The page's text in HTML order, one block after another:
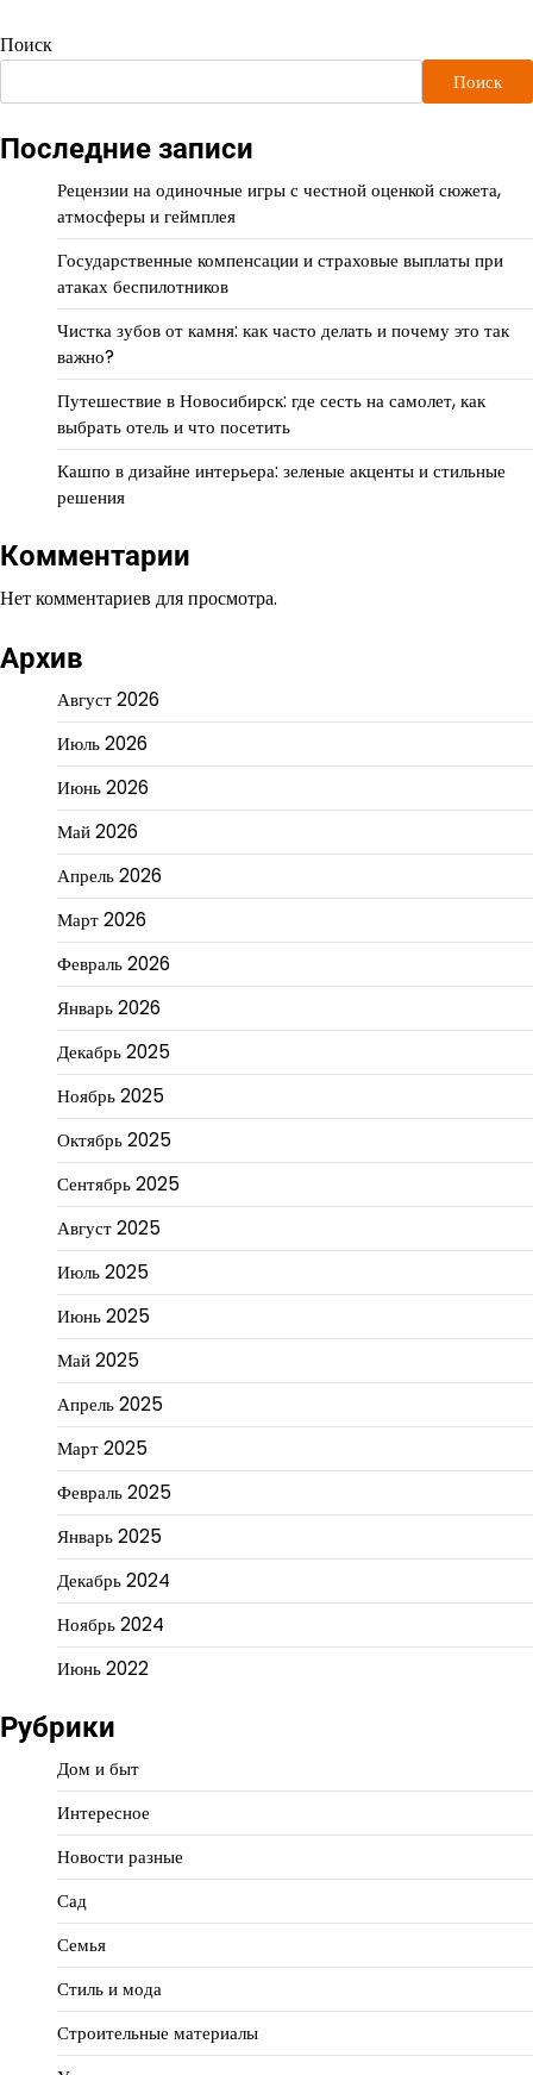
Поиск
Поиск
Последние записи
Рецензии на одиночные игры с честной оценкой сюжета,
атмосферы и геймплея
Государственные компенсации и страховые выплаты при
атаках беспилотников
Чистка зубов от камня: как часто делать и почему это так
важно?
Путешествие в Новосибирск: где сесть на самолет, как
выбрать отель и что посетить
Кашпо в дизайне интерьера: зеленые акценты и стильные
решения
Комментарии
Нет комментариев для просмотра.
Архив
Август 2026
Июль 2026
Июнь 2026
Май 2026
Апрель 2026
Март 2026
Февраль 2026
Январь 2026
Декабрь 2025
Ноябрь 2025
Октябрь 2025
Сентябрь 2025
Август 2025
Июль 2025
Июнь 2025
Май 2025
Апрель 2025
Март 2025
Февраль 2025
Январь 2025
Декабрь 2024
Ноябрь 2024
Июнь 2022
Рубрики
Дом и быт
Интересное
Новости разные
Сад
Семья
Стиль и мода
Строительные материалы